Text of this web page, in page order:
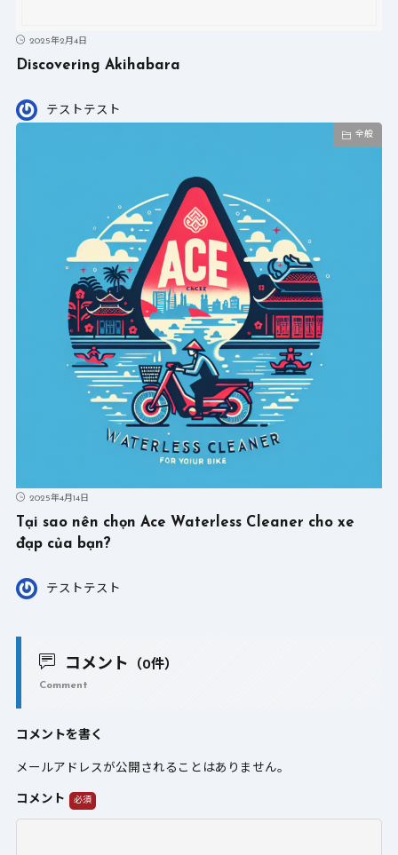
2025年2月4日
Discovering Akihabara
テストテスト
全般
2025年4月14日
Tại sao nên chọn Ace Waterless Cleaner cho xe
đạp của bạn?
テストテスト
コメント （0件）
Comment
コメントを書く
メールアドレスが公開されることはありません。
コメント